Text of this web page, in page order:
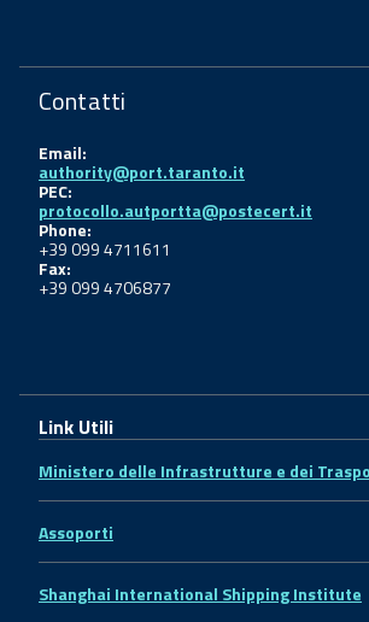
Contatti
Email:
authority@port.taranto.it
PEC:
protocollo.autportta@postecert.it
Phone:
+39 099 4711611
Fax:
+39 099 4706877
Link Utili
Ministero delle Infrastrutture e dei
Assoporti
Shanghai International Shipping Institute